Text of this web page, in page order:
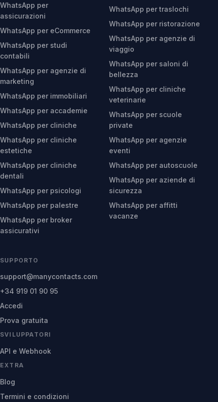
WhatsApp per
assicurazioni
WhatsApp per eCommerce
WhatsApp per studi
contabili
WhatsApp per agenzie di
marketing
WhatsApp per immobiliari
WhatsApp per accademie
WhatsApp per cliniche
WhatsApp per cliniche
estetiche
WhatsApp per cliniche
dentali
WhatsApp per psicologi
WhatsApp per palestre
WhatsApp per broker
assicurativi
WhatsApp per traslochi
WhatsApp per ristorazione
WhatsApp per agenzie di
viaggio
WhatsApp per saloni di
bellezza
WhatsApp per cliniche
veterinarie
WhatsApp per scuole
private
WhatsApp per agenzie
eventi
WhatsApp per autoscuole
WhatsApp per aziende di
sicurezza
WhatsApp per affitti
vacanze
SUPPORTO
support@manycontacts.com
+34 919 01 90 95
Accedi
Prova gratuita
SVILUPPATORI
API e Webhook
EXTRA
Blog
Termini e condizioni